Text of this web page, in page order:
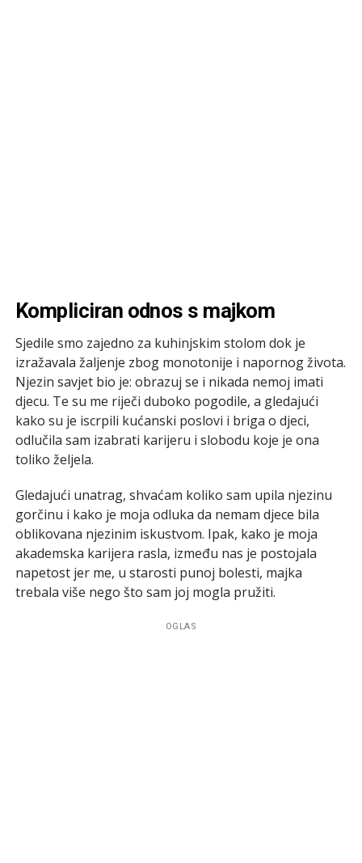
Kompliciran odnos s majkom
Sjedile smo zajedno za kuhinjskim stolom dok je
izražavala žaljenje zbog monotonije i napornog života.
Njezin savjet bio je: obrazuj se i nikada nemoj imati
djecu. Te su me riječi duboko pogodile, a gledajući
kako su je iscrpili kućanski poslovi i briga o djeci,
odlučila sam izabrati karijeru i slobodu koje je ona
toliko željela.
Gledajući unatrag, shvaćam koliko sam upila njezinu
gorčinu i kako je moja odluka da nemam djece bila
oblikovana njezinim iskustvom. Ipak, kako je moja
akademska karijera rasla, između nas je postojala
napetost jer me, u starosti punoj bolesti, majka
trebala više nego što sam joj mogla pružiti.
OGLAS